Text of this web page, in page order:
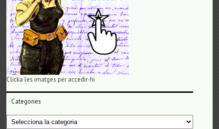
Clicka les imatges per accedir-hi
Categories
Categories